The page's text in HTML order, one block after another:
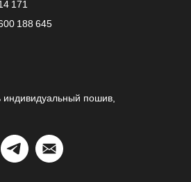
171
188 645
индивидуальный пошив,